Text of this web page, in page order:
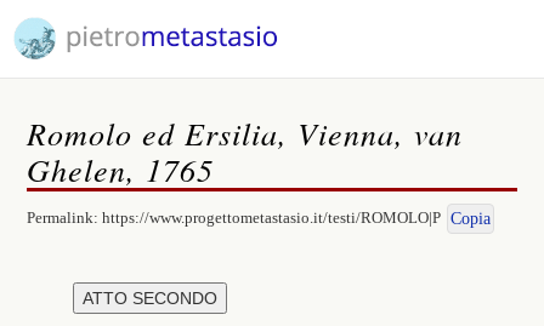
Romolo ed Ersilia, Vienna, van
Ghelen, 1765
Permalink:https://www.progettometastasio.it/testi/ROMOLO|P Copia